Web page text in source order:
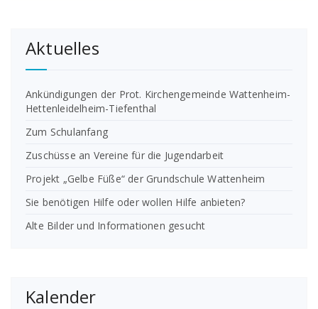
Aktuelles
Ankündigungen der Prot. Kirchengemeinde Wattenheim-
Hettenleidelheim-Tiefenthal
Zum Schulanfang
Zuschüsse an Vereine für die Jugendarbeit
Projekt „Gelbe Füße“ der Grundschule Wattenheim
Sie benötigen Hilfe oder wollen Hilfe anbieten?
Alte Bilder und Informationen gesucht
Kalender